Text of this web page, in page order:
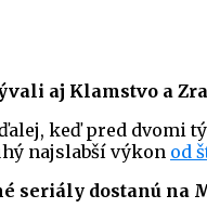
aj Klamstvo a
keď pred dvomi
najslabší výkon od
seriály dostanú